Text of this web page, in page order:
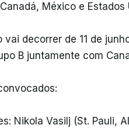
México e
vai decorrer de 11 de
B juntamente com
Nikola Vasilj (St. Pauli,